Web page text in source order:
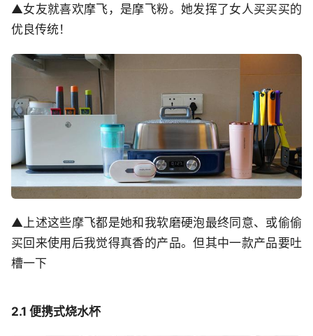
▲女友就喜欢摩飞，是摩飞粉。她发挥了女人买买买的
优良传统！
▲上述这些摩飞都是她和我软磨硬泡最终同意、或偷偷
买回来使用后我觉得真香的产品。但其中一款产品要吐
槽一下
2.1 便携式烧水杯